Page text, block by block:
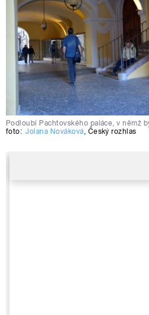
Podloubí Pachtovského paláce, v němž
foto: Jolana Nováková Český rozhlas